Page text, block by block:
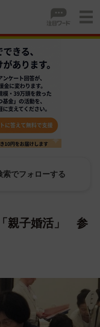
でフォローする
親子婚活」 参